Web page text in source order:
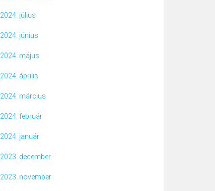
2024. július
2024. június
2024. május
2024. április
2024. március
2024. február
2024. január
2023. december
2023. november